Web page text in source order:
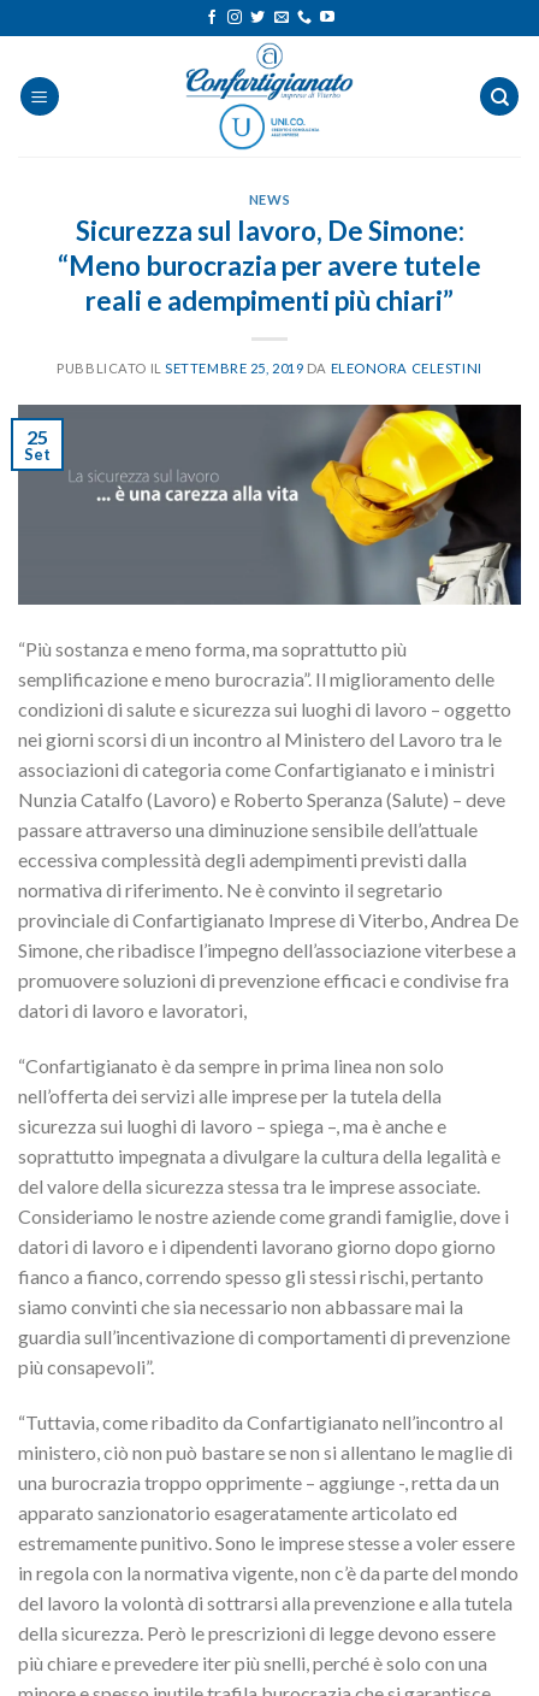
ai
contenuti
NEWS
Sicurezza sul lavoro, De Simone:
“Meno burocrazia per avere tutele
reali e adempimenti più chiari”
PUBBLICATO IL SETTEMBRE 25, 2019 DA ELEONORA CELESTINI
25
Set
“Più sostanza e meno forma, ma soprattutto più
semplificazione e meno burocrazia”. Il miglioramento delle
condizioni di salute e sicurezza sui luoghi di lavoro – oggetto
nei giorni scorsi di un incontro al Ministero del Lavoro tra le
associazioni di categoria come Confartigianato e i ministri
Nunzia Catalfo (Lavoro) e Roberto Speranza (Salute) – deve
passare attraverso una diminuzione sensibile dell’attuale
eccessiva complessità degli adempimenti previsti dalla
normativa di riferimento. Ne è convinto il segretario
provinciale di Confartigianato Imprese di Viterbo, Andrea De
Simone, che ribadisce l’impegno dell’associazione viterbese a
promuovere soluzioni di prevenzione efficaci e condivise fra
datori di lavoro e lavoratori,
“Confartigianato è da sempre in prima linea non solo
nell’offerta dei servizi alle imprese per la tutela della
sicurezza sui luoghi di lavoro – spiega –, ma è anche e
soprattutto impegnata a divulgare la cultura della legalità e
del valore della sicurezza stessa tra le imprese associate.
Consideriamo le nostre aziende come grandi famiglie, dove i
datori di lavoro e i dipendenti lavorano giorno dopo giorno
fianco a fianco, correndo spesso gli stessi rischi, pertanto
siamo convinti che sia necessario non abbassare mai la
guardia sull’incentivazione di comportamenti di prevenzione
più consapevoli”.
“Tuttavia, come ribadito da Confartigianato nell’incontro al
ministero, ciò non può bastare se non si allentano le maglie di
una burocrazia troppo opprimente – aggiunge -, retta da un
apparato sanzionatorio esageratamente articolato ed
estremamente punitivo. Sono le imprese stesse a voler essere
in regola con la normativa vigente, non c’è da parte del mondo
del lavoro la volontà di sottrarsi alla prevenzione e alla tutela
della sicurezza. Però le prescrizioni di legge devono essere
più chiare e prevedere iter più snelli, perché è solo con una